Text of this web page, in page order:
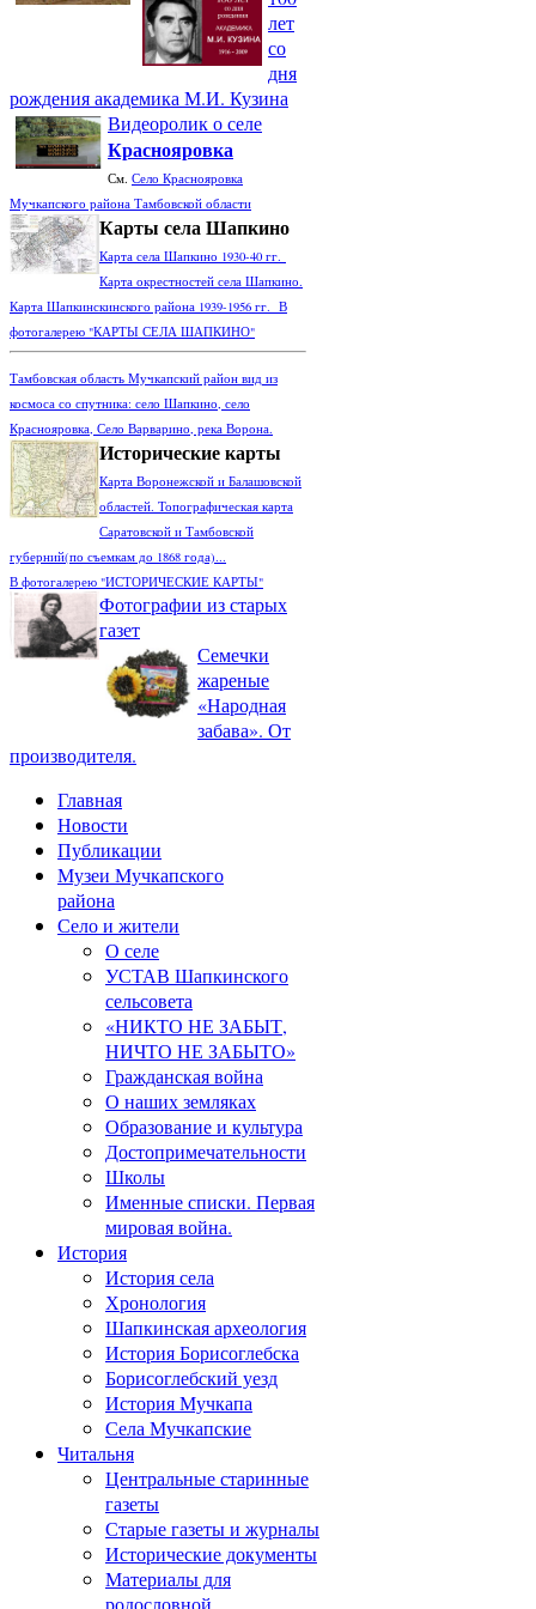
лет
со
дня
рождения академика М.И. Кузина
Видеоролик о селе
Краснояровка
См. Село Краснояровка
Мучкапского района Тамбовской области
Карты села Шапкино
Карта села Шапкино 1930-40 гг.
Карта окрестностей села Шапкино.
Карта Шапкинскинского района 1939-1956 гг. В
фотогалерею "КАРТЫ СЕЛА ШАПКИНО"
Тамбовская область Мучкапский район вид из
космоса со спутника: село Шапкино, село
Краснояровка, Село Варварино, река Ворона.
Исторические карты
Карта Воронежской и Балашовской
областей. Топографическая карта
Саратовской и Тамбовской
губерний(по съемкам до 1868 года)...
В фотогалерею "ИСТОРИЧЕСКИЕ КАРТЫ"
Фотографии из старых
газет
Семечки
жареные
«Народная
забава». От
производителя.
Главная
Новости
Публикации
Музеи Мучкапского
района
Село и жители
О селе
УСТАВ Шапкинского
сельсовета
«НИКТО НЕ ЗАБЫТ,
НИЧТО НЕ ЗАБЫТО»
Гражданская война
О наших земляках
Образование и культура
Достопримечательности
Школы
Именные списки. Первая
мировая война.
История
История села
Хронология
Шапкинская археология
История Борисоглебска
Борисоглебский уезд
История Мучкапа
Села Мучкапские
Читальня
Центральные старинные
газеты
Старые газеты и журналы
Исторические документы
Материалы для
родословной